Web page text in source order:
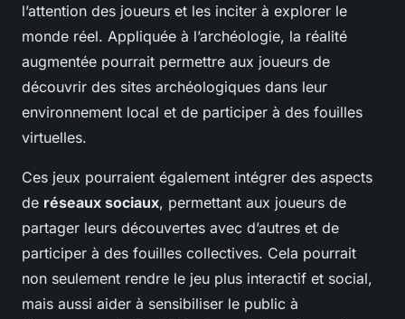
l’attention des joueurs et les inciter à explorer le
monde réel. Appliquée à l’archéologie, la réalité
augmentée pourrait permettre aux joueurs de
découvrir des sites archéologiques dans leur
environnement local et de participer à des fouilles
virtuelles.
Ces jeux pourraient également intégrer des aspects
de réseaux sociaux, permettant aux joueurs de
partager leurs découvertes avec d’autres et de
participer à des fouilles collectives. Cela pourrait
non seulement rendre le jeu plus interactif et social,
mais aussi aider à sensibiliser le public à